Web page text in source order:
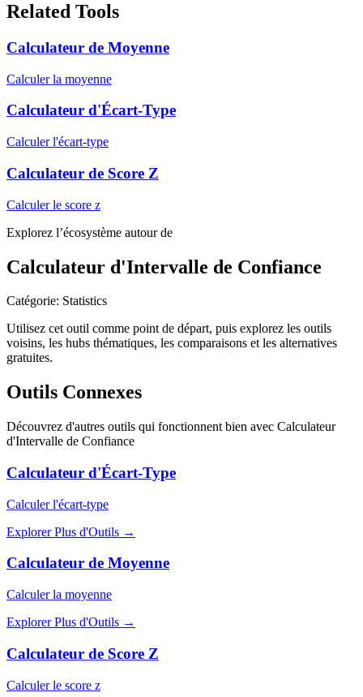
Related Tools
Calculateur de Moyenne
Calculer la moyenne
Calculateur d'Écart-Type
Calculer l'écart-type
Calculateur de Score Z
Calculer le score z
Explorez l’écosystème autour de
Calculateur d'Intervalle de Confiance
Catégorie: Statistics
Utilisez cet outil comme point de départ, puis explorez les outils
voisins, les hubs thématiques, les comparaisons et les alternatives
gratuites.
Outils Connexes
Découvrez d'autres outils qui fonctionnent bien avec Calculateur
d'Intervalle de Confiance
Calculateur d'Écart-Type
Calculer l'écart-type
Explorer Plus d'Outils →
Calculateur de Moyenne
Calculer la moyenne
Explorer Plus d'Outils →
Calculateur de Score Z
Calculer le score z